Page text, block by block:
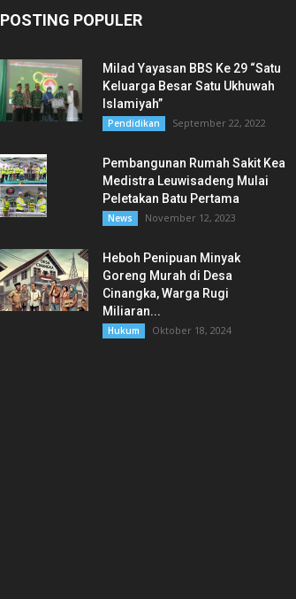
POSTING POPULER
Milad Yayasan BBS Ke 29 “Satu
Keluarga Besar Satu Ukhuwah
Islamiyah”
Pendidikan September 22, 2022
Pembangunan Rumah Sakit Kea
Medistra Leuwisadeng Mulai
Peletakan Batu Pertama
News November 12, 2023
Heboh Penipuan Minyak
Goreng Murah di Desa
Cinangka, Warga Rugi
Miliaran...
Hukum Oktober 18, 2024